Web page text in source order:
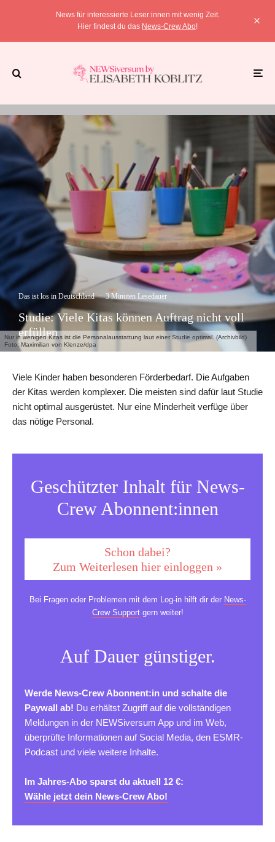
News für interessierte Leser:innen mit wenig Zeit.
Hier findest du das News-Crew Abo!
Nur in wenigen Kitas ist die Personalausstattung laut einer Studie optimal. (Archivbild)
Foto: Maximilian von Klenze/dpa
Das ist los in Deutschland · 3 Minuten Lesedauer
Studie: Viele Kitas können Auftrag nicht voll
erfüllen
Viele Kinder haben besonderen Förderbedarf. Die Aufgaben
der Kitas werden komplexer. Die meisten sind dafür laut Studie
nicht optimal ausgerüstet. Nur eine Minderheit verfüge über
das nötige Personal.
Geschützter Inhalt für News-
Crew Abonnent:innen
Schon dabei?
Zum Weiterlesen hier einloggen »
Bei Fragen oder Problemen mit dem Log-in hilft dir der News-
Crew Supportgern weiter!
Auf Dauer günstiger.
Werde News-Crew Abonnent:in und schalte die
Paywall ab! Du erhältst Zugriff auf die vollständigen
Meldungen in der NEWSiversum App und im Web,
überprüfte Informationen auf Social Media, den ESMR-
Podcast und viele weitere Inhalte.
Im Jahres-Abo sparst du aktuell 12 €:
Wähle jetzt dein News-Crew Abo!